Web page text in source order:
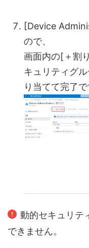
[Device
ので、
画面内の[＋割
キュリティグ
り当てて完了で
動的セキュリテ
できません。